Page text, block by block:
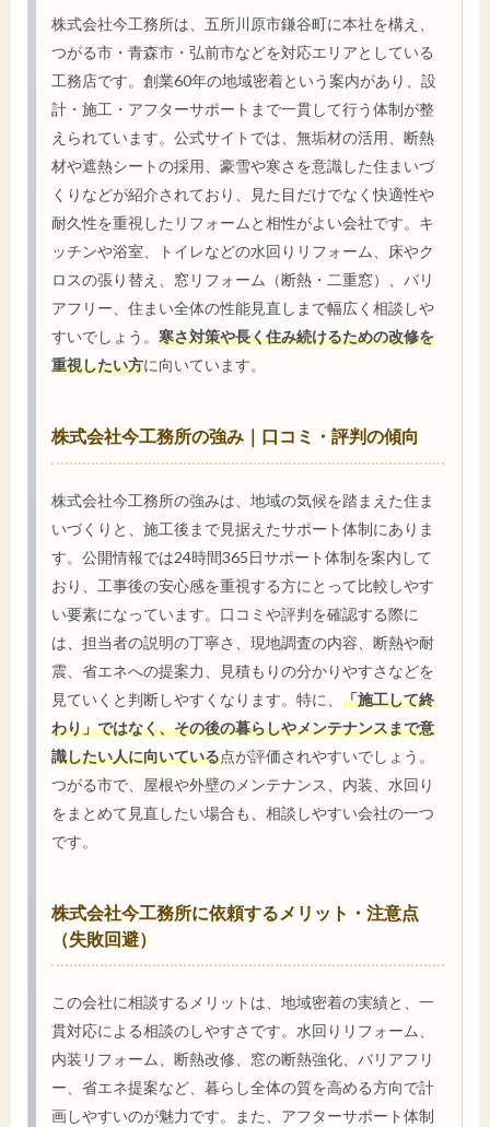
株式会社今工務所は、五所川原市鎌谷町に本社を構え、
つがる市・青森市・弘前市などを対応エリアとしている
工務店です。創業60年の地域密着という案内があり、設
計・施工・アフターサポートまで一貫して行う体制が整
えられています。公式サイトでは、無垢材の活用、断熱
材や遮熱シートの採用、豪雪や寒さを意識した住まいづ
くりなどが紹介されており、見た目だけでなく快適性や
耐久性を重視したリフォームと相性がよい会社です。キ
ッチンや浴室、トイレなどの水回りリフォーム、床やク
ロスの張り替え、窓リフォーム（断熱・二重窓）、バリ
アフリー、住まい全体の性能見直しまで幅広く相談しや
すいでしょう。 寒さ対策や長く住み続けるための改修を
重視したい方に向いています。
株式会社今工務所の強み｜口コミ・評判の傾向
株式会社今工務所の強みは、地域の気候を踏まえた住ま
いづくりと、施工後まで見据えたサポート体制にありま
す。公開情報では24時間365日サポート体制を案内して
おり、工事後の安心感を重視する方にとって比較しやす
い要素になっています。口コミや評判を確認する際に
は、担当者の説明の丁寧さ、現地調査の内容、断熱や耐
震、省エネへの提案力、見積もりの分かりやすさなどを
見ていくと判断しやすくなります。特に、 「施工して終
わり」ではなく、その後の暮らしやメンテナンスまで意
識したい人に向いている点が評価されやすいでしょう。
つがる市で、屋根や外壁のメンテナンス、内装、水回り
をまとめて見直したい場合も、相談しやすい会社の一つ
です。
株式会社今工務所に依頼するメリット・注意点
（失敗回避）
この会社に相談するメリットは、地域密着の実績と、一
貫対応による相談のしやすさです。水回りリフォーム、
内装リフォーム、断熱改修、窓の断熱強化、バリアフリ
ー、省エネ提案など、暮らし全体の質を高める方向で計
画しやすいのが魅力です。また、アフターサポート体制